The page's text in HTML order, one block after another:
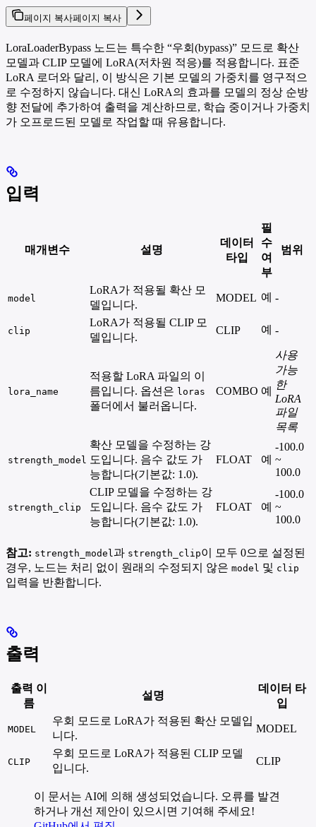
페이지 복사페이지 복사
LoraLoaderBypass 노드는 특수한 “우회(bypass)” 모드로 확산
모델과 CLIP 모델에 LoRA(저차원 적응)를 적용합니다. 표준
LoRA 로더와 달리, 이 방식은 기본 모델의 가중치를 영구적으
로 수정하지 않습니다. 대신 LoRA의 효과를 모델의 정상 순방
향 전달에 추가하여 출력을 계산하므로, 학습 중이거나 가중치
가 오프로드된 모델로 작업할 때 유용합니다.
입력
매개변수 설명
데이터
타입
필
수
여
부
범위
model
LoRA가 적용될 확산 모
델입니다.
MODEL 예 -
clip
LoRA가 적용될 CLIP 모
델입니다.
CLIP 예 -
lora_name
적용할 LoRA 파일의 이
름입니다. 옵션은 loras
폴더에서 불러옵니다.
COMBO 예
사용
가능
한
LoRA
파일
목록
strength_model
확산 모델을 수정하는 강
도입니다. 음수 값도 가
능합니다(기본값: 1.0).
FLOAT 예
-100.0
~
100.0
strength_clip
CLIP 모델을 수정하는 강
도입니다. 음수 값도 가
능합니다(기본값: 1.0).
FLOAT 예
-100.0
~
100.0
참고: strength_model과 strength_clip이 모두 0으로 설정된
경우, 노드는 처리 없이 원래의 수정되지 않은 model 및 clip
입력을 반환합니다.
출력
출력 이
름
설명
데이터 타
입
MODEL
우회 모드로 LoRA가 적용된 확산 모델입
니다.
MODEL
CLIP
우회 모드로 LoRA가 적용된 CLIP 모델
입니다.
CLIP
이 문서는 AI에 의해 생성되었습니다. 오류를 발견
하거나 개선 제안이 있으시면 기여해 주세요!